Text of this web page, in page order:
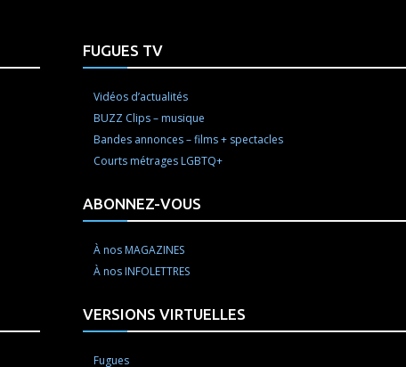
FUGUES TV
Vidéos d’actualités
BUZZ Clips – musique
Bandes annonces – films + spectacles
Courts métrages LGBTQ+
ABONNEZ-VOUS
À nos MAGAZINES
À nos INFOLETTRES
VERSIONS VIRTUELLES
Fugues